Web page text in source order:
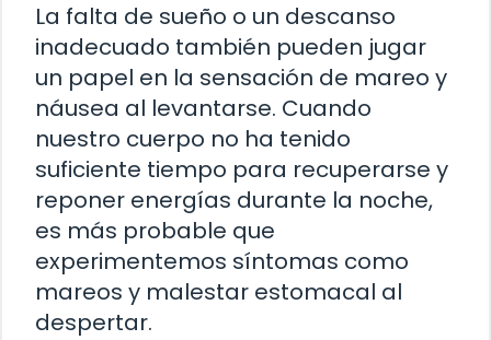
La falta de sueño o un descanso
inadecuado también pueden jugar
un papel en la sensación de mareo y
náusea al levantarse. Cuando
nuestro cuerpo no ha tenido
suficiente tiempo para recuperarse y
reponer energías durante la noche,
es más probable que
experimentemos síntomas como
mareos y malestar estomacal al
despertar.